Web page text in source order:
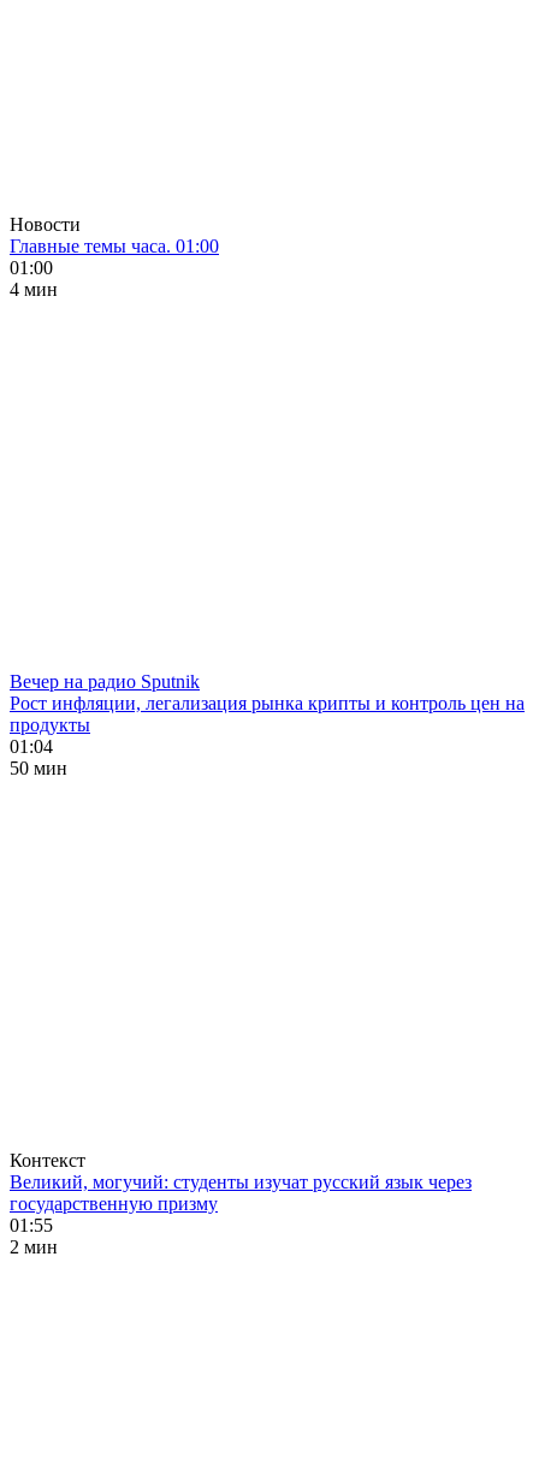
Новости
Главные темы часа. 01:00
01:00
4 мин
Вечер на радио Sputnik
Рост инфляции, легализация рынка крипты и контроль цен на
продукты
01:04
50 мин
Контекст
Великий, могучий: студенты изучат русский язык через
государственную призму
01:55
2 мин